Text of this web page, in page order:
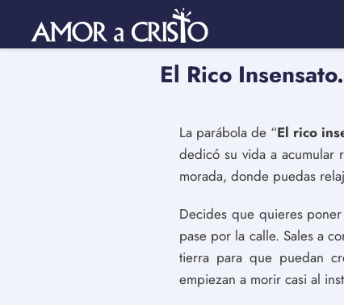
El Rico
La parábola de “El rico
dedicó su vida a acumular
morada, donde puedas
Decides que quieres
pase por la calle. Sales a
tierra para que puedan
empiezan a morir casi al